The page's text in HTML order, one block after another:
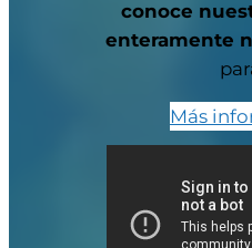
conoce
enteramente
Más